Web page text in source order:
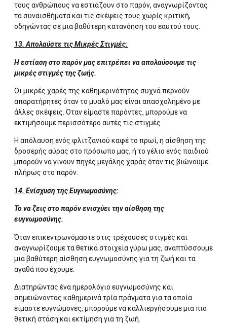
τους ανθρώπους να εστιάζουν στο παρόν, αναγνωρίζοντας
τα συναισθήματα και τις σκέψεις τους χωρίς κριτική,
οδηγώντας σε μια βαθύτερη κατανόηση του εαυτού τους.
13. Απολαύστε τις Μικρές Στιγμές:
Η εστίαση στο παρόν μας επιτρέπει να απολαύσουμε τις
μικρές στιγμές της ζωής.
Οι μικρές χαρές της καθημερινότητας συχνά περνούν
απαρατήρητες όταν το μυαλό μας είναι απασχολημένο με
άλλες σκέψεις. Όταν είμαστε παρόντες, μπορούμε να
εκτιμήσουμε περισσότερο αυτές τις στιγμές.
Η απόλαυση ενός φλιτζανιού καφέ το πρωί, η αίσθηση της
δροσερής αύρας στο πρόσωπο μας, ή το γέλιο ενός παιδιού
μπορούν να γίνουν πηγές μεγάλης χαράς όταν τις βιώνουμε
πλήρως στο παρόν.
14. Ενίσχυση της Ευγνωμοσύνης:
Το να ζεις στο παρόν ενισχύει την αίσθηση της
ευγνωμοσύνης.
Όταν επικεντρωνόμαστε στις τρέχουσες στιγμές και
αναγνωρίζουμε τα θετικά στοιχεία γύρω μας, αναπτύσσουμε
μια βαθύτερη αίσθηση ευγνωμοσύνης για τη ζωή και τα
αγαθά που έχουμε.
Διατηρώντας ένα ημερολόγιο ευγνωμοσύνης και
σημειώνοντας καθημερινά τρία πράγματα για τα οποία
είμαστε ευγνώμονες, μπορούμε να καλλιεργήσουμε μια πιο
θετική στάση και εκτίμηση για τη ζωή.